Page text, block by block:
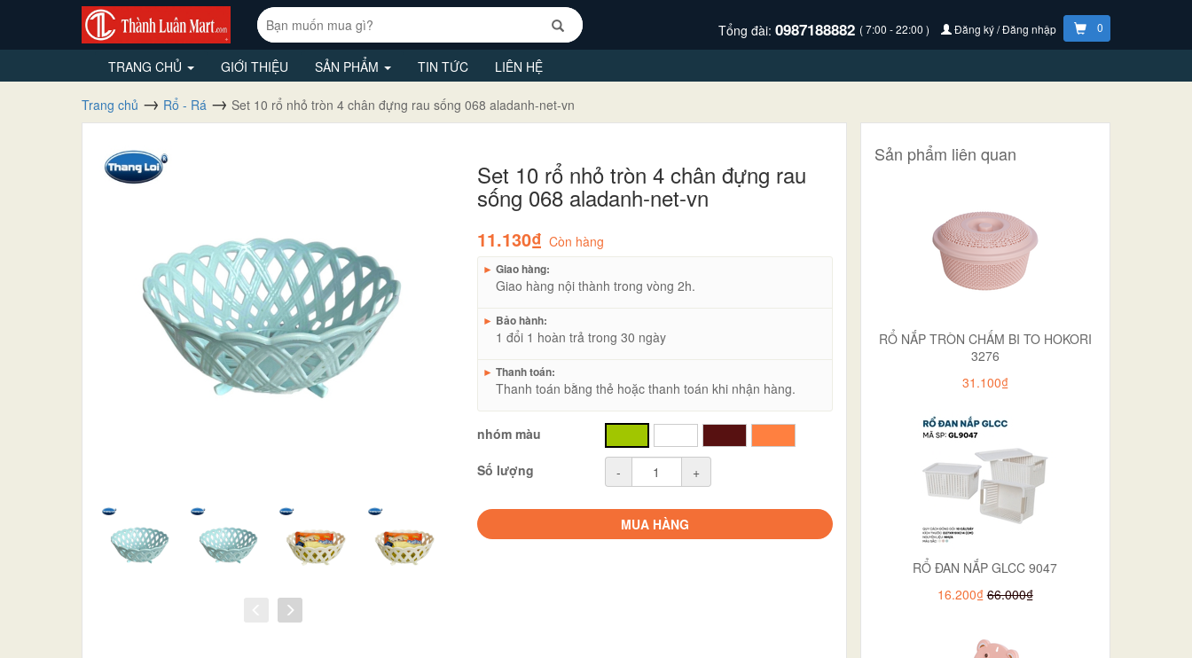
Tổng đài: 0987188882 ( 7:00 - 22:00 ) Đăng ký / Đăng nhập 0
TRANG CHỦ GIỚI THIỆU SẢN PHẨM TIN TỨC LIÊN HỆ
Trang chủ Rổ - Rá Set 10 rổ nhỏ tròn 4 chân đựng rau sống 068 aladanh-net-vn
Set 10 rổ nhỏ tròn 4 chân đựng rau
sống 068 aladanh-net-vn
11.130₫ Còn hàng
► Giao hàng:
Giao hàng nội thành trong vòng 2h.
► Bảo hành:
1 đổi 1 hoàn trả trong 30 ngày
► Thanh toán:
Thanh toán bằng thẻ hoặc thanh toán khi nhận hàng.
nhóm màu
Số lượng
- +
MUA HÀNG
Sản phẩm liên quan
RỔ NẮP TRÒN CHẤM BI TO HOKORI
3276
31.100₫
RỔ ĐAN NẮP GLCC 9047
16.200₫ 66.000₫